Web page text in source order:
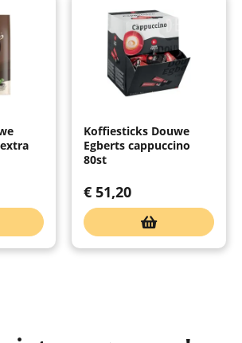
Koffiesticks Douwe
Egberts cappuccino
80st
€ 51,20